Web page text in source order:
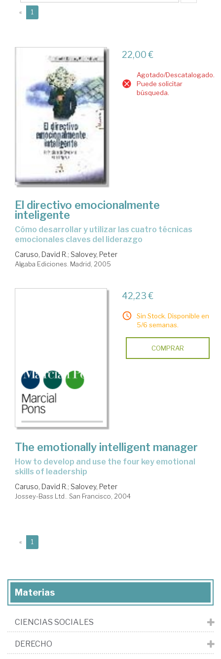
« 1
22,00 €
Agotado/Descatalogado.
Puede solicitar
búsqueda.
El directivo emocionalmente
inteligente
cómo desarrollar y utilizar las cuatro técnicas
emocionales claves del liderazgo
Caruso, David R.; Salovey, Peter
Algaba Ediciones. Madrid, 2005
42,23 €
Sin Stock. Disponible en
5/6 semanas.
COMPRAR
The emotionally intelligent manager
how to develop and use the four key emotional
skills of leadership
Caruso, David R.; Salovey, Peter
Jossey-Bass Ltd.. San Francisco, 2004
« 1
Materias
CIENCIAS SOCIALES
DERECHO